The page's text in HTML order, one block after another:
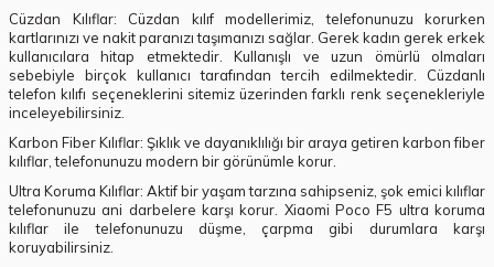
Cüzdan Kılıflar: Cüzdan kılıf modellerimiz, telefonunuzu korurken
kartlarınızı ve nakit paranızı taşımanızı sağlar. Gerek kadın gerek erkek
kullanıcılara hitap etmektedir. Kullanışlı ve uzun ömürlü olmaları
sebebiyle birçok kullanıcı tarafından tercih edilmektedir. Cüzdanlı
telefon kılıfı seçeneklerini sitemiz üzerinden farklı renk seçenekleriyle
inceleyebilirsiniz.
Karbon Fiber Kılıflar: Şıklık ve dayanıklılığı bir araya getiren karbon fiber
kılıflar, telefonunuzu modern bir görünümle korur.
Ultra Koruma Kılıflar: Aktif bir yaşam tarzına sahipseniz, şok emici kılıflar
telefonunuzu ani darbelere karşı korur. Xiaomi Poco F5 ultra koruma
kılıflar ile telefonunuzu düşme, çarpma gibi durumlara karşı
koruyabilirsiniz.